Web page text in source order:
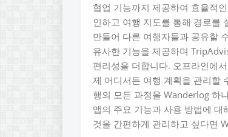
협업 기능까지 제공하여 효율적
인하고 여행 지도를 통해 경로를
만들어 다른 여행자들과 공유할
유사한 기능을 제공하며
편리성을 더합니다. 오프라인에
제 어디서든 여행 계획을 관리할
행의 모든 과정을 Wanderlog 하
앱의 주요 기능과 사용 방법에
것을 간편하게 관리하고 싶다면